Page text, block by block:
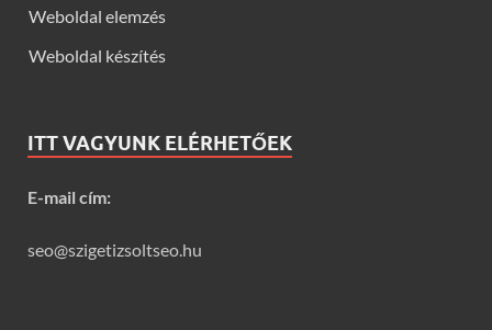
Weboldal elemzés
Weboldal készítés
ITT VAGYUNK ELÉRHETŐEK
E-mail cím:
seo@szigetizsoltseo.hu